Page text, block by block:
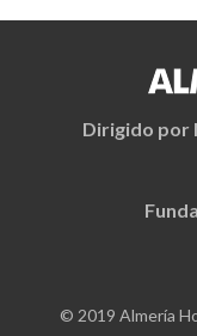
Dirigido por
© 2019 Almería